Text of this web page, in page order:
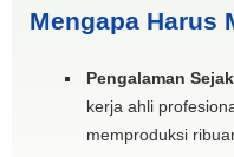
Mengapa Harus
Pengalaman
kerja ahli
memproduksi